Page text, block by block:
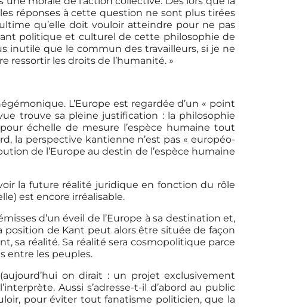
réponses à cette question ne sont plus tirées
qu’elle doit vouloir atteindre pour ne pas
politique et culturel de cette philosophie de
inutile que le commun des travailleurs, si je ne
ressortir les droits de l’humanité. »
L’Europe est regardée d’un « point
trouve sa pleine justification : la philosophie
échelle de mesure l’espèce humaine tout
la perspective kantienne n’est pas « européo-
de l’Europe au destin de l’espèce humaine
la future réalité juridique en fonction du rôle
est encore irréalisable.
d’un éveil de l’Europe à sa destination et,
position de Kant peut alors être située de façon
sa réalité. Sa réalité sera cosmopolitique parce
entre les peuples.
on dirait : un projet exclusivement
Aussi s’adresse-t-il d’abord au public
pour éviter tout fanatisme politicien, que la